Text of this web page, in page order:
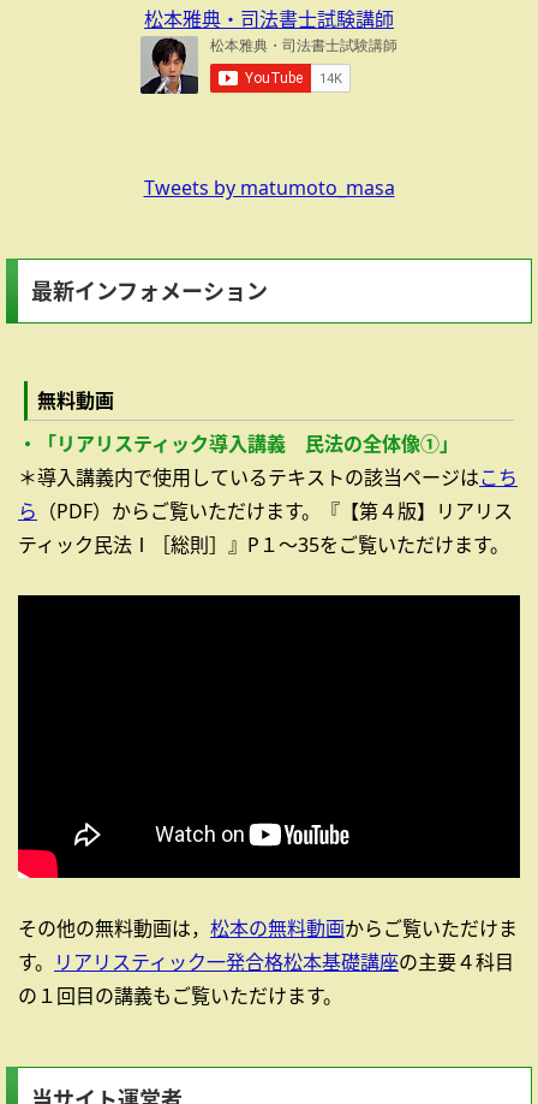
松本雅典・司法書士試験講師
Tweets by matumoto_masa
最新インフォメーション
無料動画
・「リアリスティック導入講義 民法の全体像①」
＊導入講義内で使用しているテキストの該当ページはこち
ら （PDF）からご覧いただけます。『【第４版】リアリス
ティック民法Ⅰ［総則］』P１～35をご覧いただけます。
その他の無料動画は， 松本の無料動画からご覧いただけま
す。 リアリスティック一発合格松本基礎講座の主要４科目
の１回目の講義もご覧いただけます。